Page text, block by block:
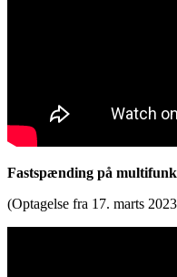
Fastspænding på
(Optagelse fra 17. marts